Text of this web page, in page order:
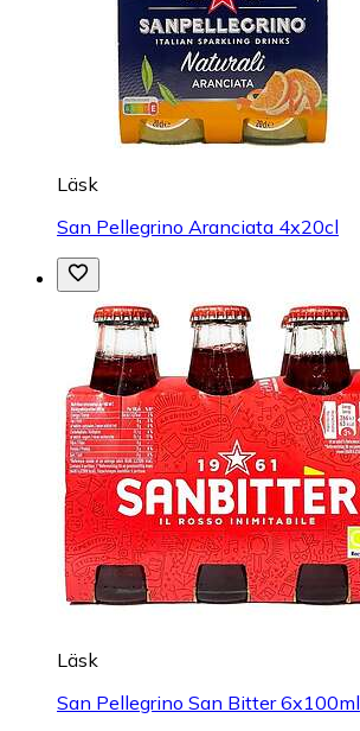
Läsk
San Pellegrino Aranciata 4x20cl
Läsk
San Pellegrino San Bitter 6x100ml